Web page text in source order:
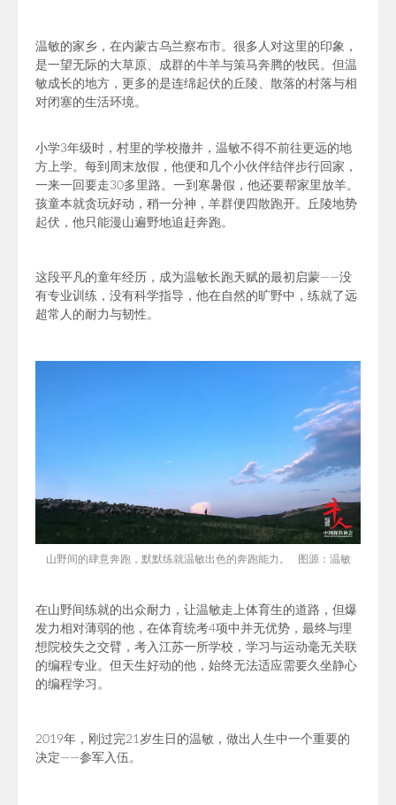
温敏的家乡，在内蒙古乌兰察布市。很多人对这里的印象，
是一望无际的大草原、成群的牛羊与策马奔腾的牧民。但温
敏成长的地方，更多的是连绵起伏的丘陵、散落的村落与相
对闭塞的生活环境。
小学3年级时，村里的学校撤并，温敏不得不前往更远的地
方上学。每到周末放假，他便和几个小伙伴结伴步行回家，
一来一回要走30多里路。 一到寒暑假，他还要帮家里放羊。
孩童本就贪玩好动，稍一分神，羊群便四散跑开。丘陵地势
起伏，他只能漫山遍野地追赶奔跑。
这段平凡的童年经历，成为温敏长跑天赋的最初启蒙——没
有专业训练，没有科学指导，他在自然的旷野中，练就了远
超常人的耐力与韧性。
山野间的肆意奔跑，默默练就温敏出色的奔跑能力。 图源：温敏
在山野间练就的出众耐力，让温敏走上体育生的道路，但爆
发力相对薄弱的他，在体育统考4项中并无优势，最终与理
想院校失之交臂，考入江苏一所学校，学习与运动毫无关联
的编程专业。但 天生好动的他，始终无法适应需要久坐静心
的编程学习 。
2019年，刚过完21岁生日的温敏，做出人生中一个重要的
决定——参军入伍。